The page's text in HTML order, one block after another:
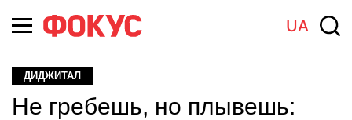
UA
ДИДЖИТАЛ
Не гребешь, но плывешь: